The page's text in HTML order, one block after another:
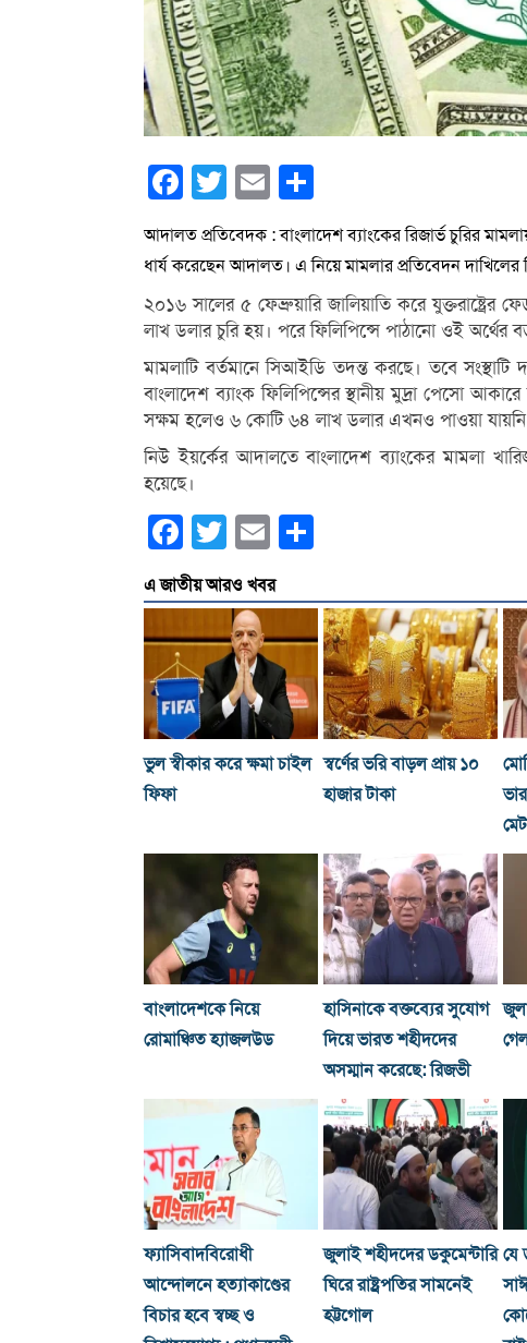
Facebook
Twitter Email
আদালত প্রতিবেদক : বাংলাদেশ ব্যাংকের রিজার্ভ চুরির
ধার্য করেছেন আদালত। এ নিয়ে মামলার প্রতিবেদন দাখিলের
২০১৬ সালের ৫ ফেব্রুয়ারি জালিয়াতি করে যুক্তরাষ্ট্রের
লাখ ডলার চুরি হয়। পরে ফিলিপিন্সে পাঠানো ওই
মামলাটি বর্তমানে সিআইডি তদন্ত করছে। তবে
বাংলাদেশ ব্যাংক ফিলিপিন্সের স্থানীয় মুদ্রা পেসো
সক্ষম হলেও ৬ কোটি ৬৪ লাখ ডলার এখনও পাওয়া
নিউ ইয়র্কের আদালতে বাংলাদেশ ব্যাংকের মামলা
হয়েছে।
Facebook
Twitter Email
এ জাতীয় আরও খবর
ভুল স্বীকার করে ক্ষমা চাইল
ফিফা
স্বর্ণের ভরি বাড়ল প্রায় ১০
হাজার টাকা
বাংলাদেশকে নিয়ে
রোমাঞ্চিত হ্যাজলউড
হাসিনাকে বক্তব্যের সুযোগ
দিয়ে ভারত শহীদদের
অসম্মান করেছে: রিজভী
ফ্যাসিবাদবিরোধী
আন্দোলনে হত্যাকাণ্ডের
বিচার হবে স্বচ্ছ ও
জুলাই শহীদদের ডকুমেন্টারি
ঘিরে রাষ্ট্রপতির সামনেই
হট্টগোল
যে